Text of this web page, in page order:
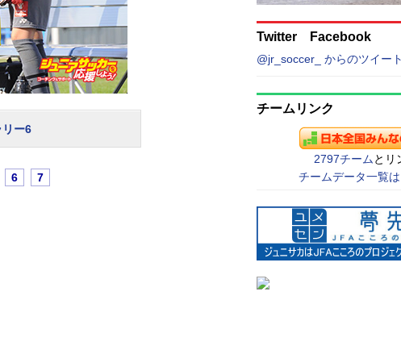
リー6
6 7
Twitter Facebook
@jr_soccer_ からのツイート
チームリンク
2797チーム とリ
チームデータ一覧